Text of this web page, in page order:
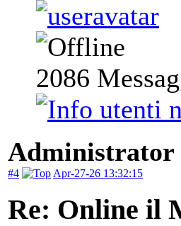
2086
Administrator
#4 Apr-27-26 13:32:15
Re: Online il